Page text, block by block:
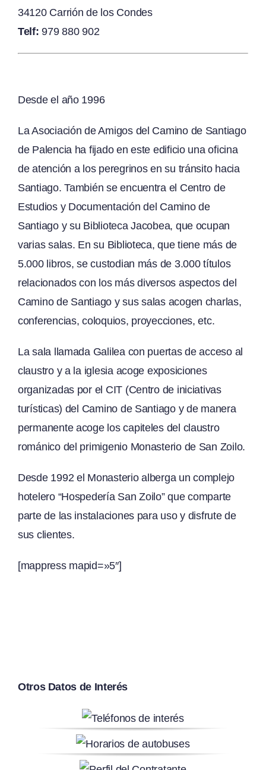
34120 Carrión de los Condes
Telf: 979 880 902
Desde el año 1996
La Asociación de Amigos del Camino de Santiago
de Palencia ha fijado en este edificio una oficina
de atención a los peregrinos en su tránsito hacia
Santiago. También se encuentra el Centro de
Estudios y Documentación del Camino de
Santiago y su Biblioteca Jacobea, que ocupan
varias salas. En su Biblioteca, que tiene más de
5.000 libros, se custodian más de 3.000 títulos
relacionados con los más diversos aspectos del
Camino de Santiago y sus salas acogen charlas,
conferencias, coloquios, proyecciones, etc.
La sala llamada Galilea con puertas de acceso al
claustro y a la iglesia acoge exposiciones
organizadas por el CIT (Centro de iniciativas
turísticas) del Camino de Santiago y de manera
permanente acoge los capiteles del claustro
románico del primigenio Monasterio de San Zoilo.
Desde 1992 el Monasterio alberga un complejo
hotelero “Hospedería San Zoilo” que comparte
parte de las instalaciones para uso y disfrute de
sus clientes.
[mappress mapid=»5″]
Otros Datos de Interés